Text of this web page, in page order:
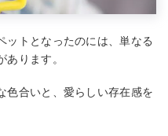
ットとなったのには、単なる
ります。
色合いと、愛らしい存在感を